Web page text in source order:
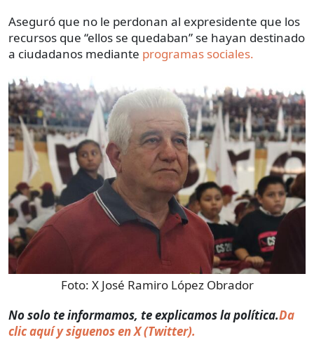
Aseguró que no le perdonan al expresidente que los
recursos que “ellos se quedaban” se hayan destinado
a ciudadanos mediante programas sociales.
Foto: X José Ramiro López Obrador
No solo te informamos, te explicamos la política.Da
clic aquí y siguenos en X (Twitter).